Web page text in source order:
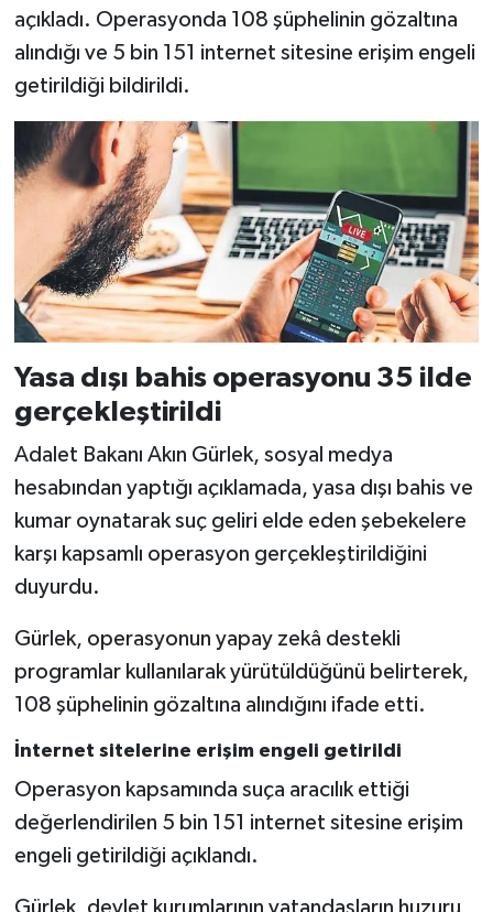
açıkladı. Operasyonda 108 şüphelinin gözaltına
alındığı ve 5 bin 151 internet sitesine erişim engeli
getirildiği bildirildi.
Yasa dışı bahis operasyonu 35 ilde
gerçekleştirildi
Adalet Bakanı Akın Gürlek, sosyal medya
hesabından yaptığı açıklamada, yasa dışı bahis ve
kumar oynatarak suç geliri elde eden şebekelere
karşı kapsamlı operasyon gerçekleştirildiğini
duyurdu.
Gürlek, operasyonun yapay zekâ destekli
programlar kullanılarak yürütüldüğünü belirterek,
108 şüphelinin gözaltına alındığını ifade etti.
İnternet sitelerine erişim engeli getirildi
Operasyon kapsamında suça aracılık ettiği
değerlendirilen 5 bin 151 internet sitesine erişim
engeli getirildiği açıklandı.
Gürlek, devlet kurumlarının vatandaşların huzuru,